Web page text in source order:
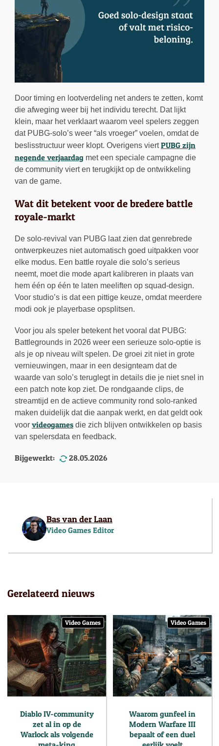
Door timing en lootverdeling net anders te zetten, komt
die afweging weer bij het individu terecht. Dat lijkt
klein, maar het verklaart waarom veel spelers zeggen
dat PUBG-solo’s weer “als vroeger” voelen, omdat de
beslisstructuur weer klopt. Overigens viertPUBG zijn
negende verjaardag met een speciale campagne die
de community viert en terugkijkt op de ontwikkeling
van de game.
Wat dit betekent voor de bredere battle
royale-markt
De solo-revival van PUBG laat zien dat genrebrede
ontwerpkeuzes niet automatisch goed uitpakken voor
elke modus. Een battle royale die solo’s serieus
neemt, moet die mode apart kalibreren in plaats van
hem één op één te laten meeliften op squad-design.
Voor studio’s is dat een pittige keuze, omdat meerdere
modi ook je playerbase opsplitsen.
Voor jou als speler betekent het vooral dat PUBG:
Battlegrounds in 2026 weer een serieuze solo-optie is
als je op niveau wilt spelen. De groei zit niet in grote
vernieuwingen, maar in een designteam dat de
waarde van solo’s teruglegt in details die je niet snel in
een patch note kop ziet. De rondgaande clips, de
streamtijd en de actieve community rond solo-ranked
maken duidelijk dat die aanpak werkt, en dat geldt ook
voor videogames die zich blijven ontwikkelen op basis
van spelersdata en feedback.
Bijgewerkt: 28.05.2026
Bas van der Laan
Video Games Editor
Gerelateerd nieuws
Video Games
Diablo IV-community
zet al in op de
Warlock als volgende
Video Games
Waarom gunfeel in
Modern Warfare III
bepaalt of een duel